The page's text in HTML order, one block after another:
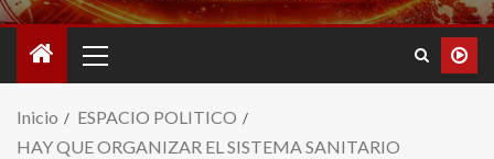
Inicio
ESPACIO POLITICO
HAY QUE ORGANIZAR EL SISTEMA SANITARIO